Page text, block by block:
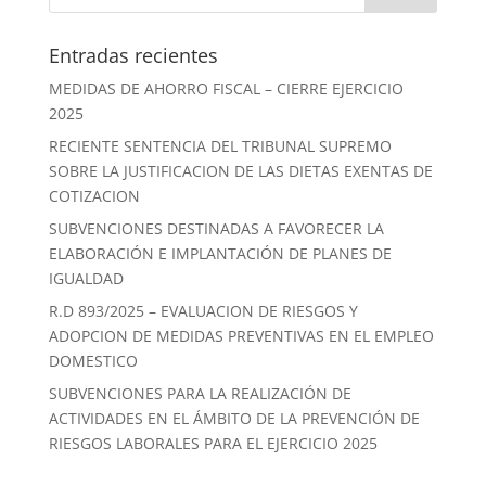
Entradas recientes
MEDIDAS DE AHORRO FISCAL – CIERRE EJERCICIO
2025
RECIENTE SENTENCIA DEL TRIBUNAL SUPREMO
SOBRE LA JUSTIFICACION DE LAS DIETAS EXENTAS DE
COTIZACION
SUBVENCIONES DESTINADAS A FAVORECER LA
ELABORACIÓN E IMPLANTACIÓN DE PLANES DE
IGUALDAD
R.D 893/2025 – EVALUACION DE RIESGOS Y
ADOPCION DE MEDIDAS PREVENTIVAS EN EL EMPLEO
DOMESTICO
SUBVENCIONES PARA LA REALIZACIÓN DE
ACTIVIDADES EN EL ÁMBITO DE LA PREVENCIÓN DE
RIESGOS LABORALES PARA EL EJERCICIO 2025